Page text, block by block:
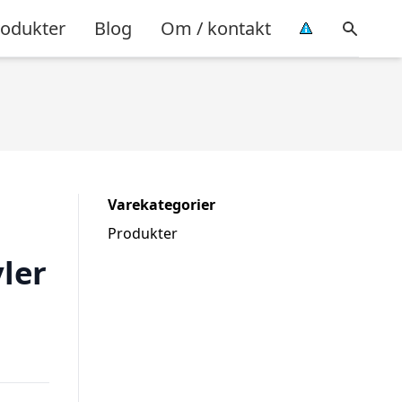
Blog Om / kontakt
Varekategorier
Produkter